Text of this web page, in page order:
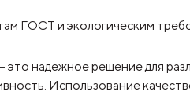
ГОСТ и экологическим
это надежное решение для
Использование